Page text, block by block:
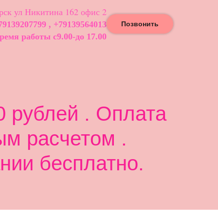
рублей . Оплата
расчетом .
бесплатно.
ул Никитина 162 офис 2
, +79139564013
работы с9.00-до 17.00
Позвонить